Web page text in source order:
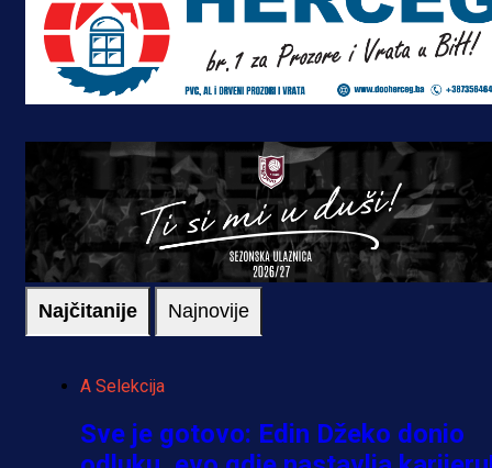
Najčitanije Najnovije
A Selekcija
Sve je gotovo: Edin Džeko donio